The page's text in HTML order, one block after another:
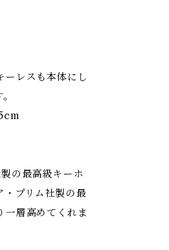
ーレスも本体にし
の最高級キーホ
・プリム社製の最
一層高めてくれま